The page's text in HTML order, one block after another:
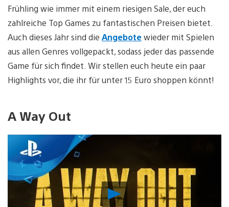
Frühling wie immer mit einem riesigen Sale, der euch
zahlreiche Top Games zu fantastischen Preisen bietet.
Auch dieses Jahr sind die Angebotewieder mit Spielen
aus allen Genres vollgepackt, sodass jeder das passende
Game für sich findet. Wir stellen euch heute ein paar
Highlights vor, die ihr für unter 15 Euro shoppen könnt!
A Way Out
Video
abspielen